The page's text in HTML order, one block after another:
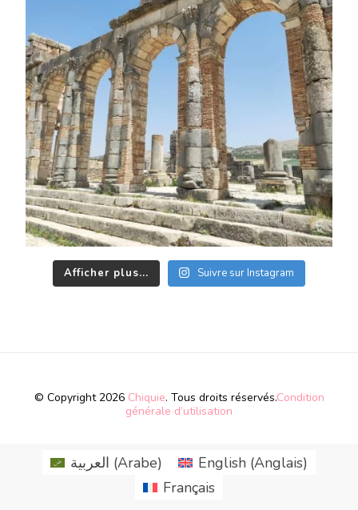
Afficher plus... Suivre sur Instagram
© Copyright 2026 Chiquie. Tous droits réservés.Condition
générale d’utilisation
العربية (Arabe) English (Anglais)
Français